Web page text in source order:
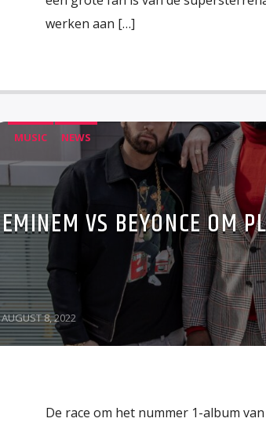
werken aan […]
MUSIC NEWS
EMINEM VS BEYONCE OM
AUGUST 8, 2022
De race om het nummer 1-album